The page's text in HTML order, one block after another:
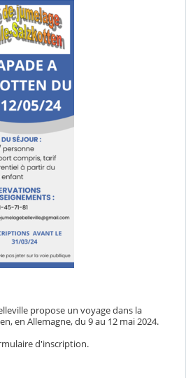
propose un voyage dans la
en Allemagne, du 9 au 12 mai 2024.
d'inscription.